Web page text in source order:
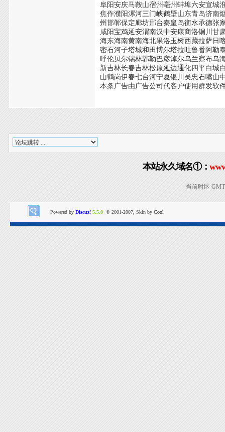
阜阳安庆马鞍山宿州亳州蚌埠六安宣城
焦作濮阳漯河三门峡鹤壁山东青岛济南
州邯郸保定廊坊邢台秦皇岛衡水承德张
咸阳宝鸡延安渭南汉中安康商洛铜川甘
海东海南黄南海北果洛玉树西藏拉萨日
密石河子塔城和田博尔塔拉吐鲁番阿勒
呼伦贝尔锡林郭勒巴彦淖尔乌兰察布乌
新吉林长春吉林松原延边通化四平白城
山鹤岗伊春七台河宁夏银川吴忠石嘴山
本条广告由广告公司代客户使用群发软
本站永久域名①：
当前时区
Powered by Discuz! 5.5.0 © 2001-2007, Skin by Cool